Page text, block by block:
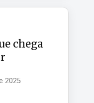
chega
2025